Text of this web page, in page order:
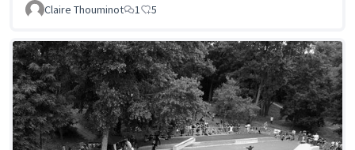
Claire Thouminot
1 5